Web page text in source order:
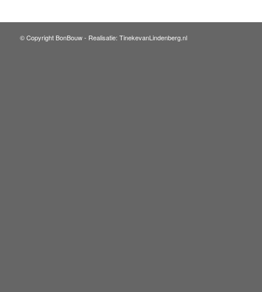
© Copyright BonBouw - Realisatie: TinekevanLindenberg.nl